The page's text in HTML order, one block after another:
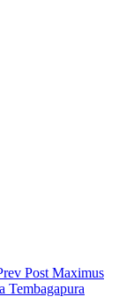
Post Maximus
Tembagapura